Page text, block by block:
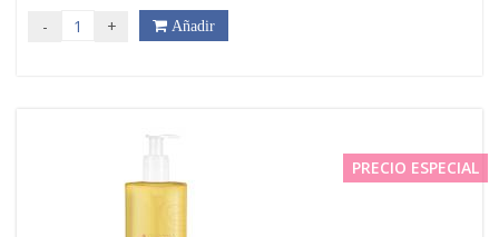
- + Añadir
PRECIO ESPECIAL